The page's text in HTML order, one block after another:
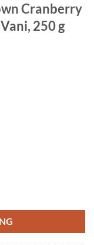
Cranberry
250 g